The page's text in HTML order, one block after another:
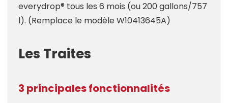
everydrop® tous les 6 mois (ou 200 gallons/757
l). (Remplace le modèle W10413645A)
Les Traites
3 principales fonctionnalités